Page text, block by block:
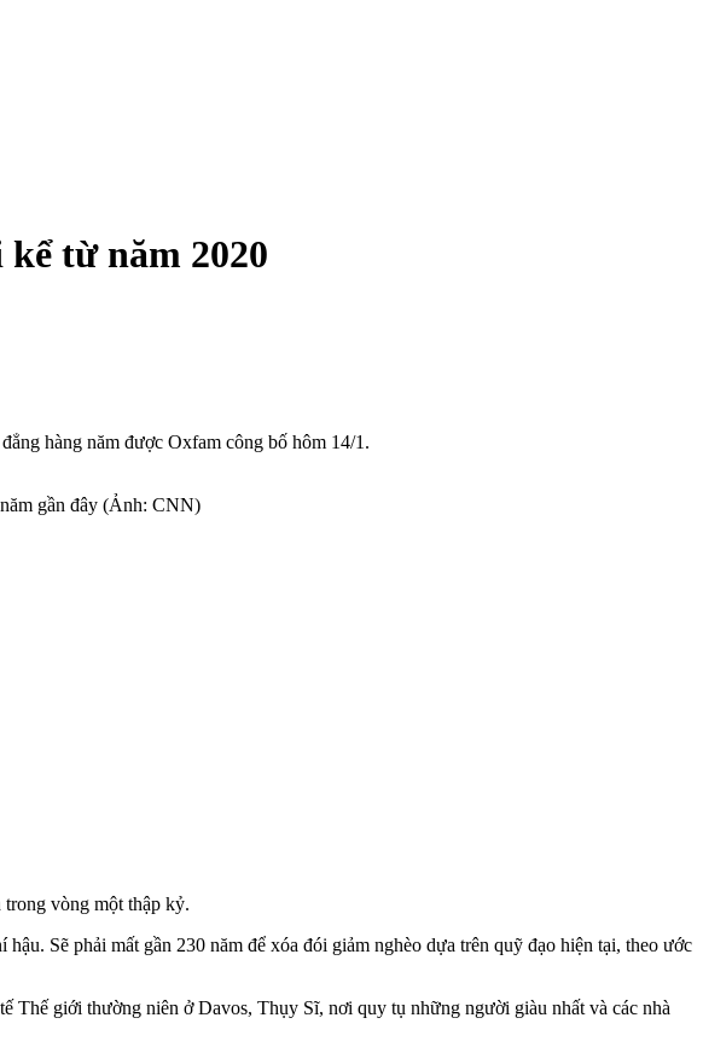
từ năm 2020
hàng năm được Oxfam công bố hôm 14/1.
gần đây (Ảnh: CNN)
vòng một thập kỷ.
Sẽ phải mất gần 230 năm để xóa đói giảm nghèo dựa trên quỹ đạo hiện tại, theo ước
Thế giới thường niên ở Davos, Thụy Sĩ, nơi quy tụ những người giàu nhất và các nhà